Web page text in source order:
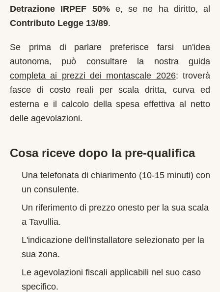
Detrazione IRPEF 50%e, se ne ha diritto, al
Contributo Legge 13/89.
Se prima di parlare preferisce farsi un'idea
autonoma, può consultare la nostra
guida
completa ai prezzi dei montascale 2026: troverà
fasce di costo reali per scala dritta, curva ed
esterna e il calcolo della spesa effettiva al netto
delle agevolazioni.
Cosa riceve dopo la pre-qualifica
Una telefonata di chiarimento (10-15 minuti) con
un consulente.
Un riferimento di prezzo onesto per la sua scala
a Tavullia.
L'indicazione dell'installatore selezionato per la
sua zona.
Le agevolazioni fiscali applicabili nel suo caso
specifico.